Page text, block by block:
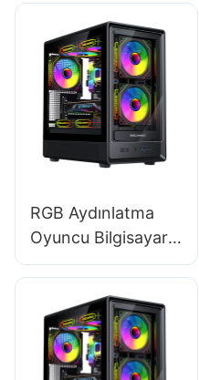
RGB Aydınlatma
Oyuncu Bilgisayar
Kasalarında Neden